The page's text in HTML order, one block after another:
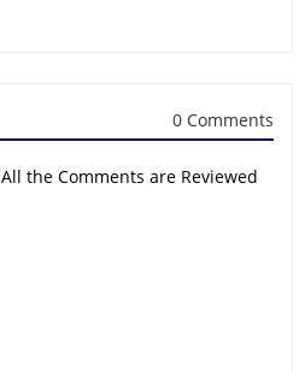
0 Comments
the Comments are Reviewed